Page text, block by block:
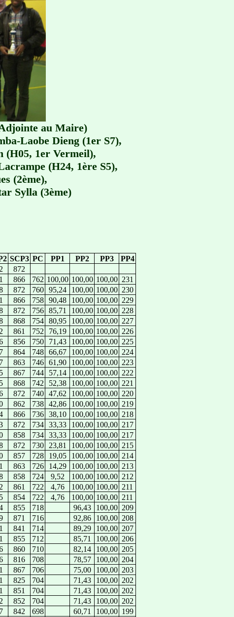
au Maire)
Laobe Dieng (1er S7),
(H05, 1er Vermeil),
(H24, 1ère S5),
(2ème),
Sylla (3ème)
SCP3 PC PP1 PP2 PP3
PP4
872
866 762 100,00 100,00 100,00 231
872 760 95,24 100,00 100,00 230
866 758 90,48 100,00 100,00 229
872 756 85,71 100,00 100,00 228
868 754 80,95 100,00 100,00 227
861 752 76,19 100,00 100,00 226
856 750 71,43 100,00 100,00 225
864 748 66,67 100,00 100,00 224
863 746 61,90 100,00 100,00 223
867 744 57,14 100,00 100,00 222
868 742 52,38 100,00 100,00 221
872 740 47,62 100,00 100,00 220
862 738 42,86 100,00 100,00 219
866 736 38,10 100,00 100,00 218
872 734 33,33 100,00 100,00 217
858 734 33,33 100,00 100,00 217
872 730 23,81 100,00 100,00 215
857 728 19,05 100,00 100,00 214
863 726 14,29 100,00 100,00 213
858 724 9,52 100,00 100,00 212
861 722 4,76 100,00 100,00 211
854 722 4,76 100,00 100,00 211
855 718 96,43 100,00 209
871 716 92,86 100,00 208
841 714 89,29 100,00 207
855 712 85,71 100,00 206
860 710 82,14 100,00 205
816 708 78,57 100,00 204
867 706 75,00 100,00 203
825 704 71,43 100,00 202
851 704 71,43 100,00 202
852 704 71,43 100,00 202
842 698 60,71 100,00 199